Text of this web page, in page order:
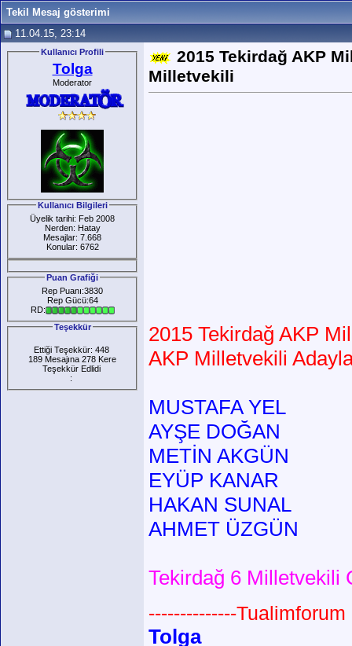
Tekil Mesaj gösterimi
11.04.15, 23:14
Kullanıcı Profili
Tolga
Moderator
Kullanıcı Bilgileri
Üyelik tarihi: Feb 2008
Nerden: Hatay
Mesajlar: 7.668
Konular: 6762
Puan Grafiği
Rep Puanı:3830
Rep Gücü:64
RD:
Teşekkür
Ettiği Teşekkür: 448
189 Mesajına 278 Kere
Teşekkür Edlidi
:
2015 Tekirdağ AKP
Milletvekili
2015 Tekirdağ AKP
AKP Milletvekili
MUSTAFA YEL
AYŞE DOĞAN
METİN AKGÜN
EYÜP KANAR
HAKAN SUNAL
AHMET ÜZGÜN
Tekirdağ 6 Milletvekili
--------------
Tolga